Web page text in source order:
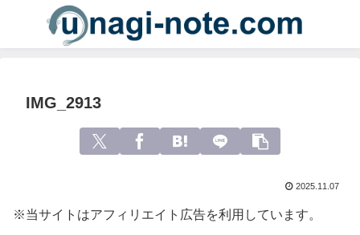
IMG_2913
2025.11.07
※当サイトはアフィリエイト広告を利用しています。